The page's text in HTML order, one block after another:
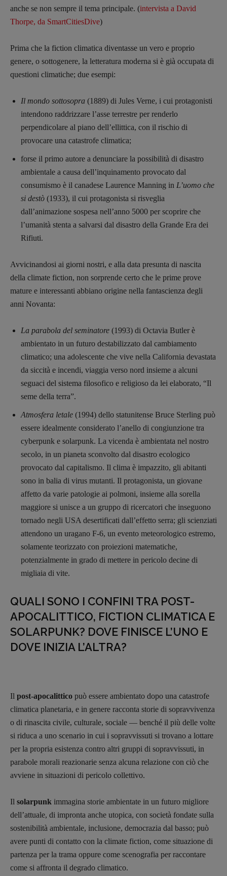
anche se non sempre il tema principale. (intervista a David
Thorpe, da SmartCitiesDive)
Prima che la fiction climatica diventasse un vero e proprio
genere, o sottogenere, la letteratura moderna si è già occupata di
questioni climatiche; due esempi:
Il mondo sottosopra (1889) di Jules Verne, i cui protagonisti
intendono raddrizzare l’asse terrestre per renderlo
perpendicolare al piano dell’ellittica, con il rischio di
provocare una catastrofe climatica;
forse il primo autore a denunciare la possibilità di disastro
ambientale a causa dell’inquinamento provocato dal
consumismo è il canadese Laurence Manning in L’uomo che
si destò (1933), il cui protagonista si risveglia
dall’animazione sospesa nell’anno 5000 per scoprire che
l’umanità stenta a salvarsi dal disastro della Grande Era dei
Rifiuti.
Avvicinandosi ai giorni nostri, e alla data presunta di nascita
della climate fiction, non sorprende certo che le prime prove
mature e interessanti abbiano origine nella fantascienza degli
anni Novanta:
La parabola del seminatore (1993) di Octavia Butler è
ambientato in un futuro destabilizzato dal cambiamento
climatico; una adolescente che vive nella California devastata
da siccità e incendi, viaggia verso nord insieme a alcuni
seguaci del sistema filosofico e religioso da lei elaborato, “Il
seme della terra”.
Atmosfera letale (1994) dello statunitense Bruce Sterling può
essere idealmente considerato l’anello di congiunzione tra
cyberpunk e solarpunk. La vicenda è ambientata nel nostro
secolo, in un pianeta sconvolto dal disastro ecologico
provocato dal capitalismo. Il clima è impazzito, gli abitanti
sono in balia di virus mutanti. Il protagonista, un giovane
affetto da varie patologie ai polmoni, insieme alla sorella
maggiore si unisce a un gruppo di ricercatori che inseguono
tornado negli USA desertificati dall’effetto serra; gli scienziati
attendono un uragano F-6, un evento meteorologico estremo,
solamente teorizzato con proiezioni matematiche,
potenzialmente in grado di mettere in pericolo decine di
migliaia di vite.
QUALI SONO I CONFINI TRA POST-
APOCALITTICO, FICTION CLIMATICA E
SOLARPUNK? DOVE FINISCE L’UNO E
DOVE INIZIA L’ALTRA?
Il post-apocalittico può essere ambientato dopo una catastrofe
climatica planetaria, e in genere racconta storie di sopravvivenza
o di rinascita civile, culturale, sociale — benché il più delle volte
si riduca a uno scenario in cui i sopravvissuti si trovano a lottare
per la propria esistenza contro altri gruppi di sopravvissuti, in
parabole morali reazionarie senza alcuna relazione con ciò che
avviene in situazioni di pericolo collettivo.
Il solarpunk immagina storie ambientate in un futuro migliore
dell’attuale, di impronta anche utopica, con società fondate sulla
sostenibilità ambientale, inclusione, democrazia dal basso; può
avere punti di contatto con la climate fiction, come situazione di
partenza per la trama oppure come scenografia per raccontare
come si affronta il degrado climatico.